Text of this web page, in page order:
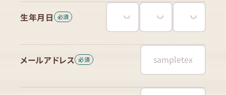
生年月日
メールアドレス